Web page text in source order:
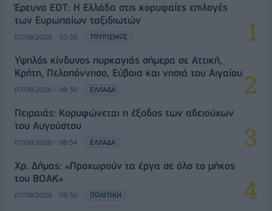
Έρευνα ΕΟΤ: Η Ελλάδα στις κορυφαίες επιλογές
των Ευρωπαίων ταξιδιωτών
07/08/2026 - 10:56 ΤΟΥΡΙΣΜΟΣ
Υψηλός κίνδυνος πυρκαγιάς σήμερα σε Αττική,
Κρήτη, Πελοπόννησο, Εύβοια και νησιά του Αιγαίου
07/08/2026 - 08:30 ΕΛΛΑΔΑ
Πειραιάς: Κορυφώνεται η έξοδος των αδειούχων
του Αυγούστου
07/08/2026 - 08:54 ΕΛΛΑΔΑ
Χρ. Δήμας: «Προχωρούν τα έργα σε όλο το μήκος
του ΒΟΑΚ»
07/08/2026 - 09:50 ΠΟΛΙΤΙΚΗ